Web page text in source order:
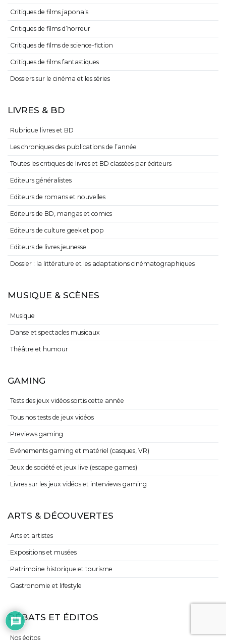
Critiques de films japonais
Critiques de films d’horreur
Critiques de films de science-fiction
Critiques de films fantastiques
Dossiers sur le cinéma et les séries
LIVRES & BD
Rubrique livres et BD
Les chroniques des publications de l’année
Toutes les critiques de livres et BD classées par éditeurs
Editeurs généralistes
Editeurs de romans et nouvelles
Editeurs de BD, mangas et comics
Editeurs de culture geek et pop
Editeurs de livres jeunesse
Dossier : la littérature et les adaptations cinématographiques
MUSIQUE & SCÈNES
Musique
Danse et spectacles musicaux
Théâtre et humour
GAMING
Tests des jeux vidéos sortis cette année
Tous nos tests de jeux vidéos
Previews gaming
Evénements gaming et matériel (casques, VR)
Jeux de société et jeux live (escape games)
Livres sur les jeux vidéos et interviews gaming
ARTS & DÉCOUVERTES
Arts et artistes
Expositions et musées
Patrimoine historique et tourisme
Gastronomie et lifestyle
DÉBATS ET ÉDITOS
Nos éditos